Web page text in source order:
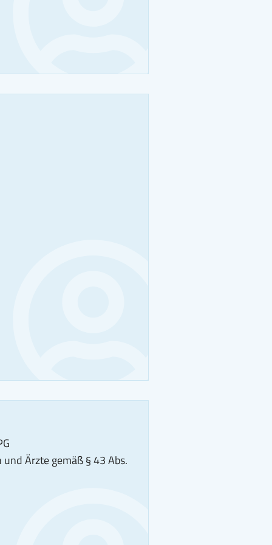
Ärzte gemäß § 43 Abs.